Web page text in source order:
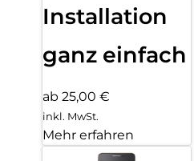
Installation
ganz einfach
ab 25,00 €
inkl. MwSt.
Mehr erfahren